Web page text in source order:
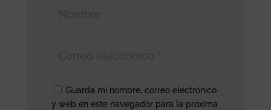
Guarda mi nombre, correo electrónico
y web en este navegador para la próxima